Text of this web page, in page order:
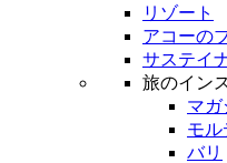
リゾート
アコーの
サステイ
旅のイン
マガ
モル
バリ